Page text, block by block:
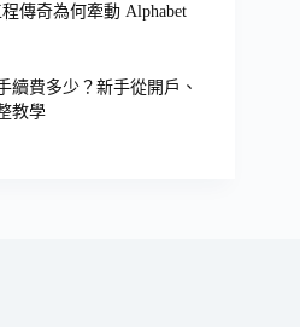
傳奇為何牽動 Alphabet
續費多少？新手從開戶、
教學